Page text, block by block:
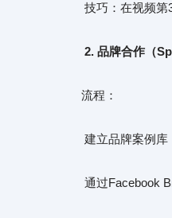
技巧：在视频第
2. 品牌合作（
流程：
建立品牌案例库
通过Facebook